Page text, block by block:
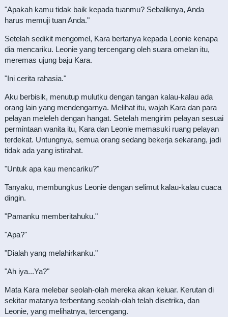
"Apakah kamu tidak baik kepada tuanmu? Sebaliknya, Anda
harus memuji tuan Anda."
Setelah sedikit mengomel, Kara bertanya kepada Leonie kenapa
dia mencariku. Leonie yang tercengang oleh suara omelan itu,
meremas ujung baju Kara.
"Ini cerita rahasia."
Aku berbisik, menutup mulutku dengan tangan kalau-kalau ada
orang lain yang mendengarnya. Melihat itu, wajah Kara dan para
pelayan meleleh dengan hangat. Setelah mengirim pelayan sesuai
permintaan wanita itu, Kara dan Leonie memasuki ruang pelayan
terdekat. Untungnya, semua orang sedang bekerja sekarang, jadi
tidak ada yang istirahat.
"Untuk apa kau mencariku?"
Tanyaku, membungkus Leonie dengan selimut kalau-kalau cuaca
dingin.
"Pamanku memberitahuku."
"Apa?"
"Dialah yang melahirkanku."
"Ah iya...Ya?"
Mata Kara melebar seolah-olah mereka akan keluar. Kerutan di
sekitar matanya terbentang seolah-olah telah disetrika, dan
Leonie, yang melihatnya, tercengang.